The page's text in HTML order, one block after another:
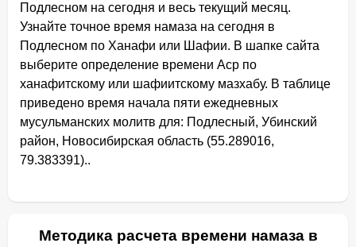
Подлесном на сегодня и весь текущий месяц.
Узнайте точное время намаза на сегодня в
Подлесном по Ханафи или Шафии. В шапке сайта
выберите определение времени Аср по
ханафитскому или шафиитскому мазхабу. В таблице
приведено время начала пяти ежедневных
мусульманских молитв для: Подлесный, Убинский
район, Новосибирская область (55.289016,
79.383391)..
Методика расчета времени намаза в